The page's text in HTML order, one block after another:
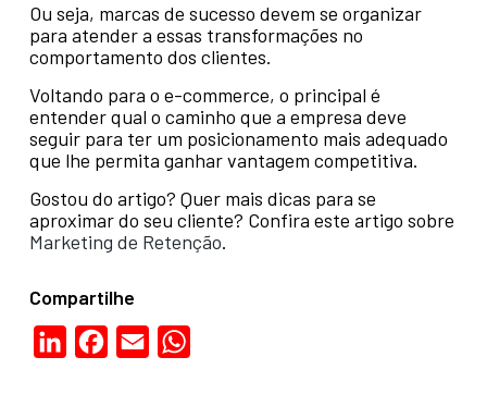
Ou seja, marcas de sucesso devem se organizar
para atender a essas transformações no
comportamento dos clientes.
Voltando para o e-commerce, o principal é
entender qual o caminho que a empresa deve
seguir para ter um posicionamento mais adequado
que lhe permita ganhar vantagem competitiva.
Gostou do artigo? Quer mais dicas para se
aproximar do seu cliente? Confira este artigo sobre
Marketing de Retenção.
Compartilhe
LinkedInFacebook
Email